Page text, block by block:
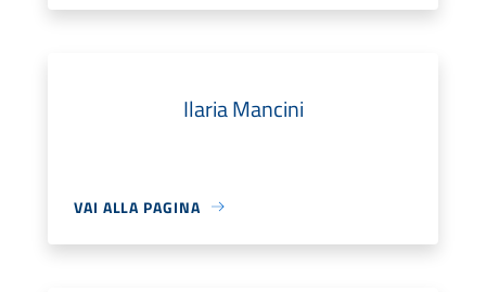
Ilaria Mancini
VAI ALLA PAGINA